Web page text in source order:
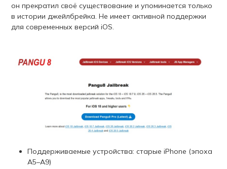
он прекратил своё существование и упоминается только
в истории джейлбрейка. Не имеет активной поддержки
для современных версий iOS.
Поддерживаемые устройства: старые iPhone (эпоха
A5–A9)